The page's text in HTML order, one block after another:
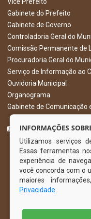
Vice Prefeito
Gabinete do Prefeito
Gabinete de Governo
Controladoria Geral do
Comissão Permanente de
Procuradoria Geral do
Serviço de Informação ao
Ouvidoria Municipal
Organograma
Gabinete de Comunicação
CURTA NOSSA
INFORMAÇÕES
Utilizamos serviços
Essas ferramentas
experiência de
você concorda com o
maiores
Privacidade